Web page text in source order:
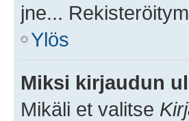
jne...
Ylös
Miksi kirjaudun
Mikäli et valitse